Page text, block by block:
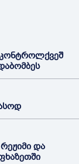
კონტროლქვეშ
და